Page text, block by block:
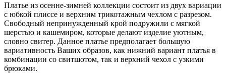
Платье из осенне-зимней коллекции состоит из двух вариации
с юбкой плиссе и верхним трикотажным чехлом с разрезом.
Свободный непринужденный крой подружили с мягкой
шерстью и кашемиром, которые делают изделие уютным,
словно свитер. Данное платье предполагает большую
вариативность Ваших образов, как нижний вариант платья в
комбинации со свитшотом, так и верхний чехол с узкими
брюками.